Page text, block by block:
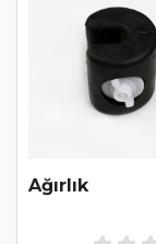
Ağırlık